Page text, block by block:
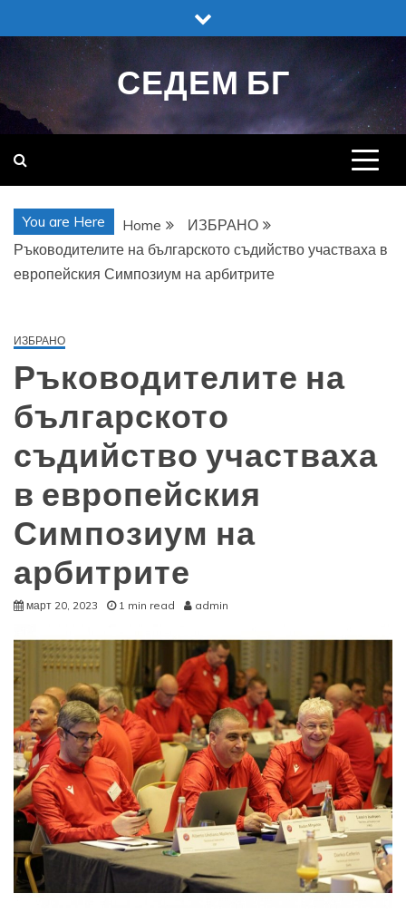
to
СЕДЕМ БГ
You are Here Home
ИЗБРАНО
Ръководителите на българското съдийство участваха в
европейския Симпозиум на арбитрите
ИЗБРАНО
Ръководителите на
българското
съдийство участваха
в европейския
Симпозиум на
арбитрите
март 20, 2023 1 min read admin